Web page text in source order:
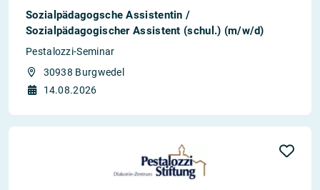
Sozialpädagogsche Assistentin /
Sozialpädagogischer Assistent (schul.) (m/w/d)
Pestalozzi-Seminar
30938 Burgwedel
14.08.2026